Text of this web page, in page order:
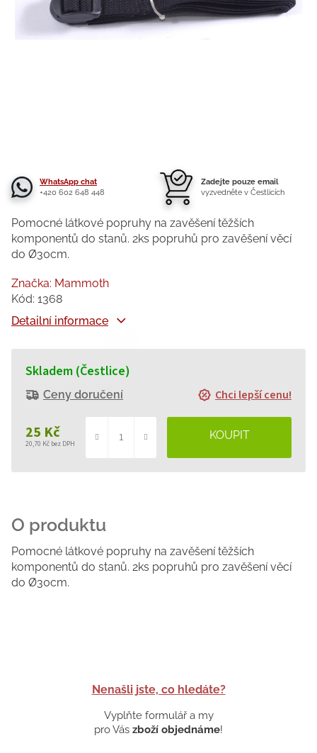
WhatsApp chat
+420 602 648 448
Zadejte pouze email
vyzvedněte v Čestlicích
25 Kč
20,70 Kč bez DPH
cena:
Skladem (Čestlice)
Ceny doručení Chci lepší cenu!
Pomocné látkové popruhy na zavěšení těžších
komponentů do stanů. 2ks popruhů pro zavěšení věcí
do Ø30cm.
Detailní informace
Značka: Mammoth
Kód: 1368
Nenašli jste, co hledáte?
Vyplňte formulář a my
pro Vás zboží objednáme!
Pomocné látkové popruhy na zavěšení těžších
komponentů do stanů. 2ks popruhů pro zavěšení věcí
do Ø30cm.